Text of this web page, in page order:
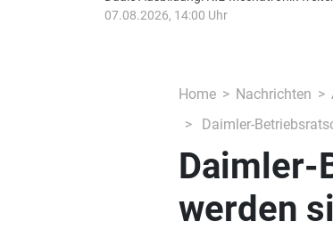
07.08.2026, 14:00 Uhr
Home Nachrichten
Daimler-
Daimler-
werden